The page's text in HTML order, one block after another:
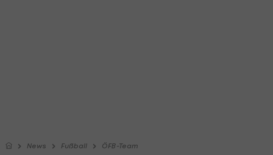
News Fußball ÖFB-Team